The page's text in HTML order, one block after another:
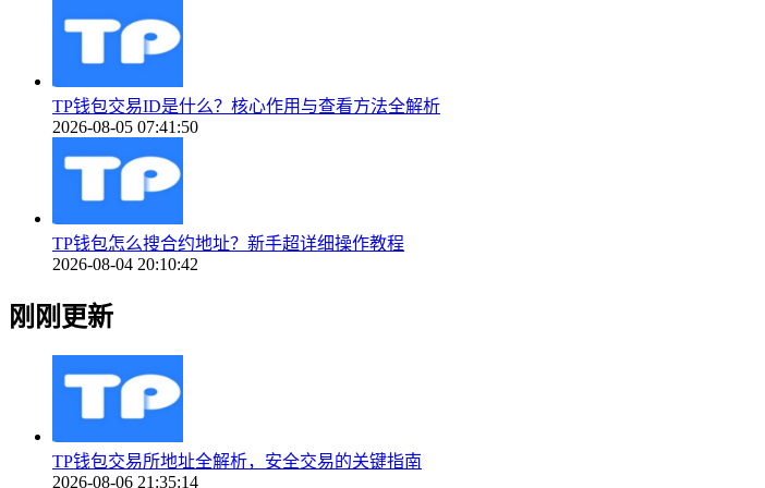
TP钱包交易ID是什么？核心作用与查看方法全解析
2026-08-05 07:41:50
TP钱包怎么搜合约地址？新手超详细操作教程
2026-08-04 20:10:42
刚刚更新
TP钱包交易所地址全解析，安全交易的关键指南
2026-08-06 21:35:14